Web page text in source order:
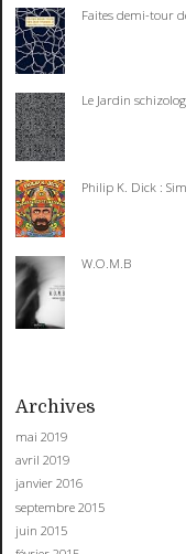
Faites demi-tour
Le Jardin
Philip K. Dick :
W.O.M.B
Archives
mai 2019
avril 2019
janvier 2016
septembre 2015
juin 2015